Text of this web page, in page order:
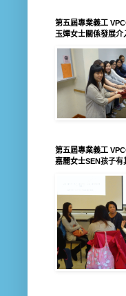
第五屆專業義工
玉嬋女士關係發展介
第五屆專業義工
嘉麗女士SEN孩子有